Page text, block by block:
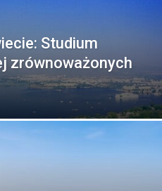
Studium
zrównoważonych